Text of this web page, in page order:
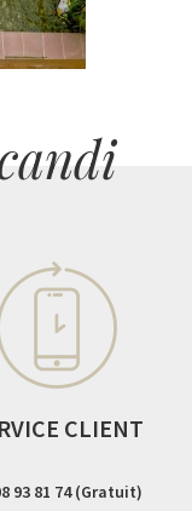
CLIENT
93 81 74 (Gratuit)